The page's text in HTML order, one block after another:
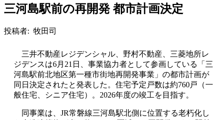
三河島駅前の再開発 都市計画決定
投稿者: 牧田司
三井不動産レジデンシャル、野村不動産、三菱地所レ
ジデンスは6月21日、事業協力者として参画している「三
河島駅前北地区第一種市街地再開発事業」の都市計画が
同日決定されたと発表した。住宅予定戸数は約760戸（一
般住宅、シニア住宅）。2026年度の竣工を目指す。
同事業は、JR常磐線三河島駅北側に位置する老朽化し